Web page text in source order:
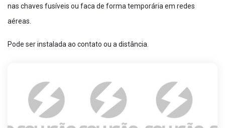
nas chaves fusíveis ou faca de forma temporária em redes
aéreas.
Pode ser instalada ao contato ou a distância.